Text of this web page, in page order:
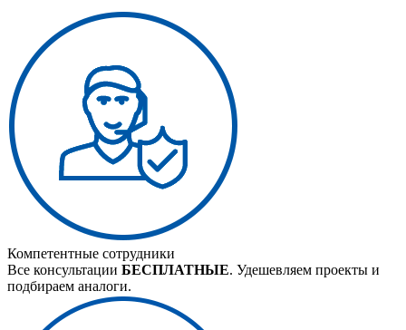
Компетентные сотрудники
Все консультации БЕСПЛАТНЫЕ. Удешевляем проекты и
подбираем аналоги.